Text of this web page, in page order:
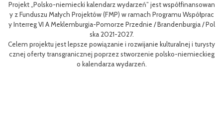
/ Pol
i turysty
Celem III Polsko-Niemieckich Dni Turystyki Rowerowej jest
nie oferty turystycznej oraz ułatwienie transgranicznego
niej dla mieszkańców obszaru Euroregionu Pomerania jak i dla
w odwiedzających region.
Efektem planowanych działań jest przybliżenie zwykłym
m rowerów możliwości różnych tras oraz miejsc do zwiedzenia,
aangażowanie prawdziwych rowerowych pasjonatów w rozwój